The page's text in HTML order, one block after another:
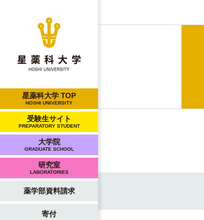
星薬科大学 TOP
HOSHI UNIVERSITY
受験生サイト
PREPARATORY STUDENT
大学院
GRADUATE SCHOOL
研究室
LABORATORIES
薬学部資料請求
寄付